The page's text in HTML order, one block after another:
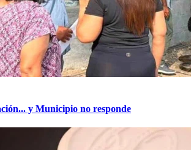
y Municipio no responde